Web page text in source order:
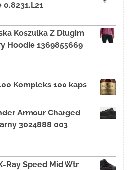
0.8231.L21
Koszulka Z Długim
Hoodie 1369855669
Kompleks 100 kaps
Armour Charged
3024888 003
Ray Speed Mid Wtr